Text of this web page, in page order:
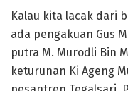
Kalau kita lacak dari
ada pengakuan Gus
putra M. Murodli Bin
keturunan Ki Ageng